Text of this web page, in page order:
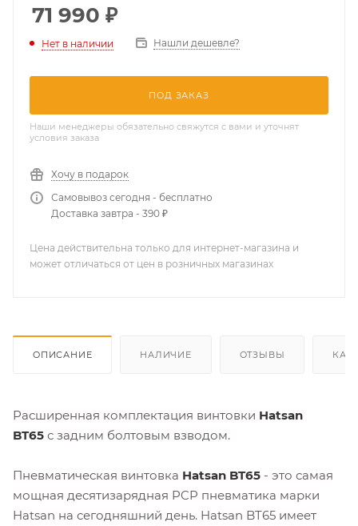
71 990 ₽
Нет в наличии Нашли дешевле?
ПОД ЗАКАЗ
Наши менеджеры обязательно свяжутся с вами и уточнят
условия заказа
Хочу в подарок
Самовывоз сегодня - бесплатно
Доставка завтра - 390 ₽
Цена действительна только для интернет-магазина и
может отличаться от цен в розничных магазинах
ОПИСАНИЕ НАЛИЧИЕ ОТЗЫВЫ КАК
Расширенная комплектация винтовки Hatsan
BT65 с задним болтовым взводом.
Пневматическая винтовка Hatsan BT65 - это самая
мощная десятизарядная PCP пневматика марки
Hatsan на сегодняшний день. Hatsan BT65 имеет